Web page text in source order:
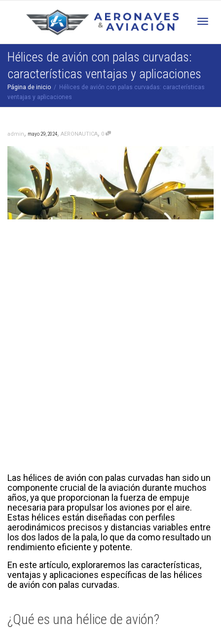
Hélices de avión con palas curvadas:
características ventajas y aplicaciones
Página de inicio
Hélices de avión con palas curvadas: características
ventajas y aplicaciones
admin, mayo 29, 2024, AERONAUTICA, 0
Las hélices de avión con palas curvadas han sido un
componente crucial de la aviación durante muchos
años, ya que proporcionan la fuerza de empuje
necesaria para propulsar los aviones por el aire.
Estas hélices están diseñadas con perfiles
aerodinámicos precisos y distancias variables entre
los dos lados de la pala, lo que da como resultado un
rendimiento eficiente y potente.
En este artículo, exploraremos las características,
ventajas y aplicaciones específicas de las hélices
de avión con palas curvadas.
¿Qué es una hélice de avión?